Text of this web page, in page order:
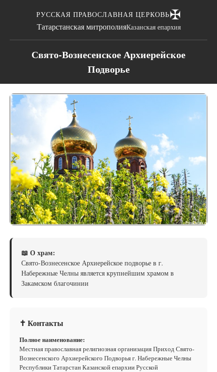
РУССКАЯ ПРАВОСЛАВНАЯ ЦЕРКОВЬ✠
Татарстанская митрополияКазанская епархия
Свято-Вознесенское Архиерейское
Подворье
📖 О храм:
Свято-Вознесенское Архиерейское подворье в г.
Набережные Челны является крупнейшим храмом в
Закамском благочинии
✝ Контакты
Полное наименование:
Местная православная религиозная организация Приход Свято-
Вознесенского Архиерейского Подворья г. Набережные Челны
Республики Татарстан Казанской епархии Русской